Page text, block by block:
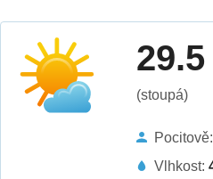
29.5
(stoupá)
Vlhkost: